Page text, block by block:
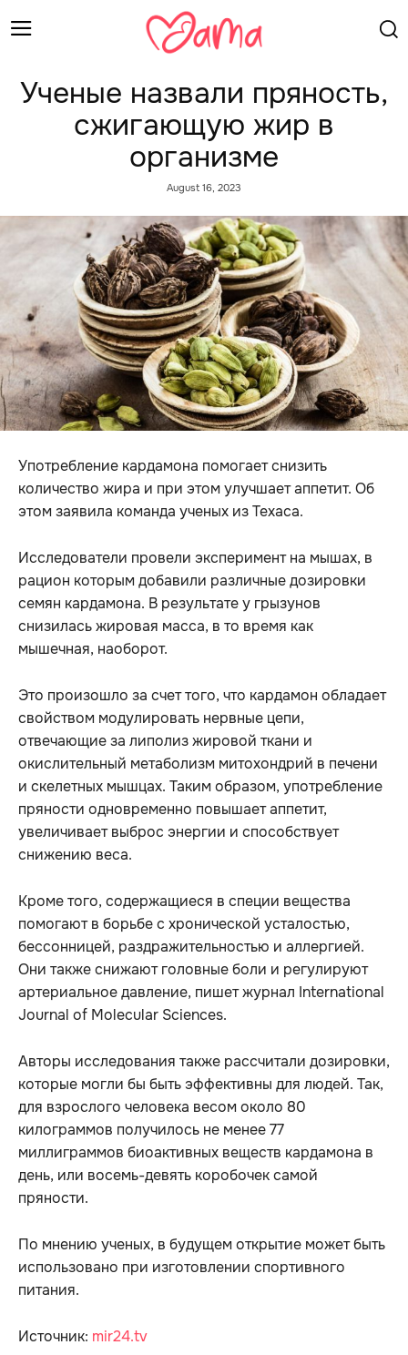
Ученые назвали пряность,
сжигающую жир в
организме
August 16, 2023
Употребление кардамона помогает снизить
количество жира и при этом улучшает аппетит. Об
этом заявила команда ученых из Техаса.
Исследователи провели эксперимент на мышах, в
рацион которым добавили различные дозировки
семян кардамона. В результате у грызунов
снизилась жировая масса, в то время как
мышечная, наоборот.
Это произошло за счет того, что кардамон обладает
свойством модулировать нервные цепи,
отвечающие за липолиз жировой ткани и
окислительный метаболизм митохондрий в печени
и скелетных мышцах. Таким образом, употребление
пряности одновременно повышает аппетит,
увеличивает выброс энергии и способствует
снижению веса.
Кроме того, содержащиеся в специи вещества
помогают в борьбе с хронической усталостью,
бессонницей, раздражительностью и аллергией.
Они также снижают головные боли и регулируют
артериальное давление, пишет журнал International
Journal of Molecular Sciences.
Авторы исследования также рассчитали дозировки,
которые могли бы быть эффективны для людей. Так,
для взрослого человека весом около 80
килограммов получилось не менее 77
миллиграммов биоактивных веществ кардамона в
день, или восемь-девять коробочек самой
пряности.
По мнению ученых, в будущем открытие может быть
использовано при изготовлении спортивного
питания.
Источник: mir24.tv